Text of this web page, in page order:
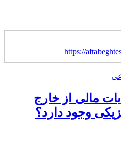
https://
مالی از خارج
وجود دارد؟